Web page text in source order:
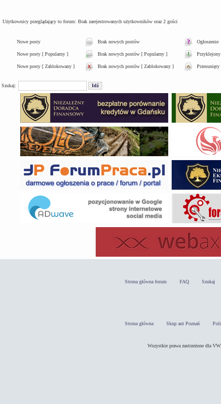
Użytkownicy przeglądający to forum: Brak zarejestrowanych użytkowników oraz 2 gości
Nowe posty Brak nowych postów Ogłoszenie
Nowe posty [ Popularny ] Brak nowych postów [ Popularny ] Przyklejony
Nowe posty [ Zablokowany ] Brak nowych postów [ Zablokowany ] Przesunięty
Szukaj:
Strona główna forum FAQ Szukaj
Strona główna Skup aut Poznań
Wszystkie prawa zastrzeżone dla